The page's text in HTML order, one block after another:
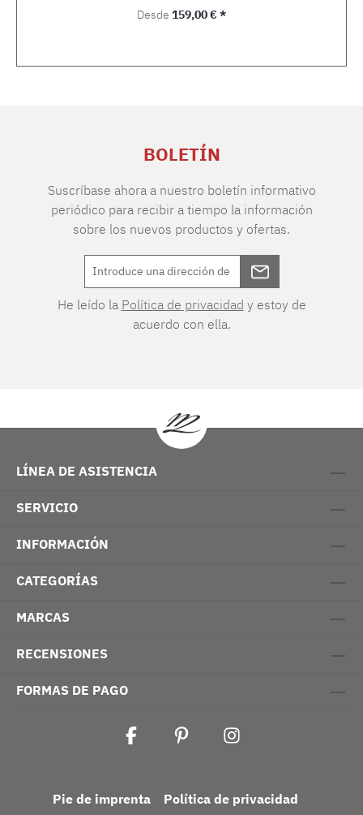
Precio normal:
Desde 159,00 € *
BOLETÍN
Suscríbase ahora a nuestro boletín informativo
periódico para recibir a tiempo la información
sobre los nuevos productos y ofertas.
He leído la Política de privacidad y estoy de
acuerdo con ella.
LÍNEA DE ASISTENCIA
SERVICIO
INFORMACIÓN
CATEGORÍAS
MARCAS
RECENSIONES
FORMAS DE PAGO
Pie de imprenta Política de privacidad